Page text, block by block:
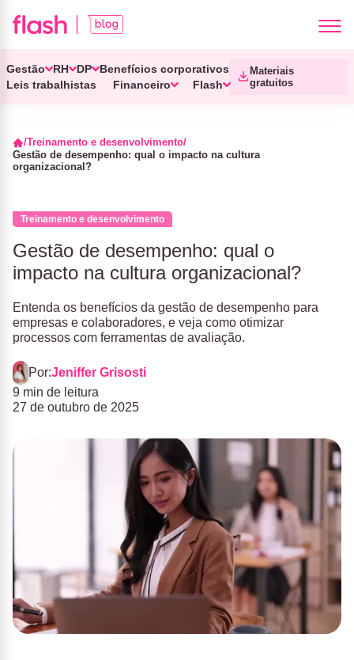
Gestão RH DP
Benefícios corporativos
Leis trabalhistas
Financeiro Flash
Materiais
gratuitos
Treinamento e desenvolvimento
Gestão de desempenho: qual o impacto na cultura
organizacional?
Treinamento e desenvolvimento
Gestão de desempenho: qual o
impacto na cultura organizacional?
Entenda os benefícios da gestão de desempenho para
empresas e colaboradores, e veja como otimizar
processos com ferramentas de avaliação.
Por:Jeniffer Grisosti
9 min de leitura
27 de outubro de 2025